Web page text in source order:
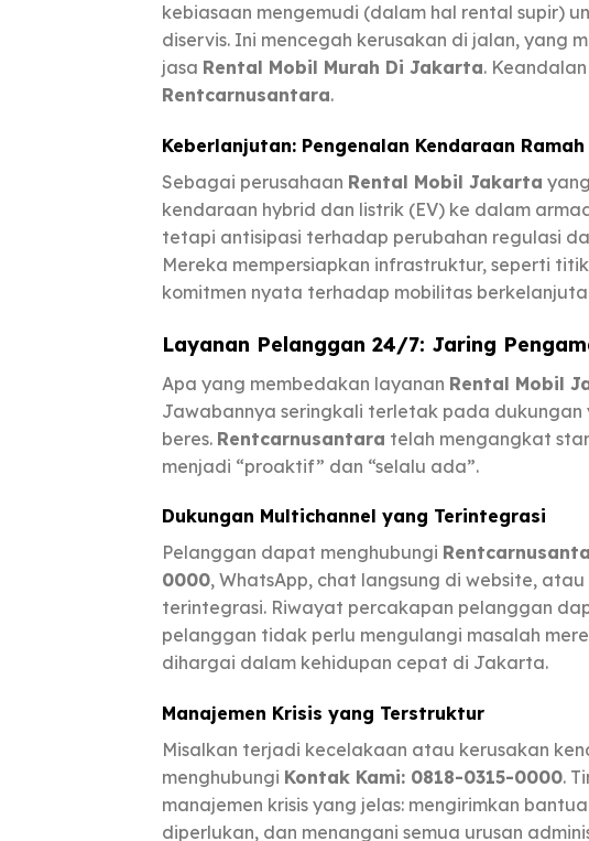
kebiasaan mengemudi (dalam hal rental supir)
diservis. Ini mencegah kerusakan di jalan, yang
jasa Rental Mobil Murah Di Jakarta.
Rentcarnusantara.
Keberlanjutan: Pengenalan Kendaraan
Sebagai perusahaan Rental Mobil Jakarta
kendaraan hybrid dan listrik (EV) ke dalam
tetapi antisipasi terhadap perubahan regulasi
Mereka mempersiapkan infrastruktur, seperti
komitmen nyata terhadap mobilitas
Layanan Pelanggan 24/7: Jaring
Apa yang membedakan layanan Rental Mobil
Jawabannya seringkali terletak pada
beres. Rentcarnusantara telah mengangkat
menjadi “proaktif” dan “selalu ada”.
Dukungan Multichannel yang Terintegrasi
Pelanggan dapat menghubungi
0000, WhatsApp, chat langsung di website,
terintegrasi. Riwayat percakapan pelanggan
pelanggan tidak perlu mengulangi masalah
dihargai dalam kehidupan cepat di Jakarta.
Manajemen Krisis yang Terstruktur
Misalkan terjadi kecelakaan atau kerusakan
menghubungi Kontak Kami: 0818-0315-0000.
manajemen krisis yang jelas: mengirimkan
diperlukan, dan menangani semua urusan